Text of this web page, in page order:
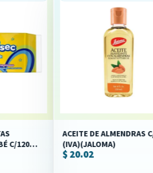
ACEITE DE ALMENDRAS C/120ML
(IVA)(JALOMA)